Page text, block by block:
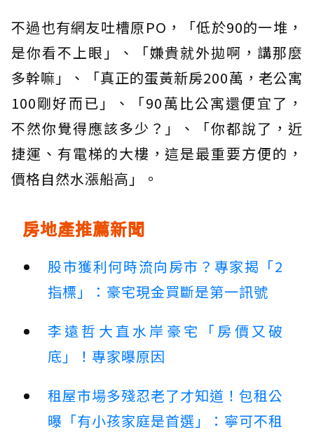
不過也有網友吐槽原PO，「低於90的一堆，
是你看不上眼」、「嫌貴就外拋啊，講那麼
多幹嘛」、「真正的蛋黃新房200萬，老公寓
100剛好而已」、「90萬比公寓還便宜了，
不然你覺得應該多少？」、「你都說了，近
捷運、有電梯的大樓，這是最重要方便的，
價格自然水漲船高」。
房地產推薦新聞
股市獲利何時流向房市？專家揭「2
指標」：豪宅現金買斷是第一訊號
李遠哲大直水岸豪宅「房價又破
底」！專家曝原因
租屋市場多殘忍老了才知道！包租公
曝「有小孩家庭是首選」：寧可不租